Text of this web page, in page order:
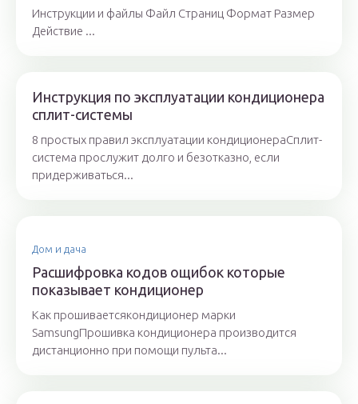
Инструкции и файлы Файл Страниц Формат Размер
Действие ...
Инструкция по эксплуатации кондиционера
сплит-системы
8 простых правил эксплуатации кондиционераСплит-
система прослужит долго и безотказно, если
придерживаться...
Дом и дача
Расшифровка кодов ощибок которые
показывает кондиционер
Как прошиваетсякондиционер марки
SamsungПрошивка кондиционера производится
дистанционно при помощи пульта...